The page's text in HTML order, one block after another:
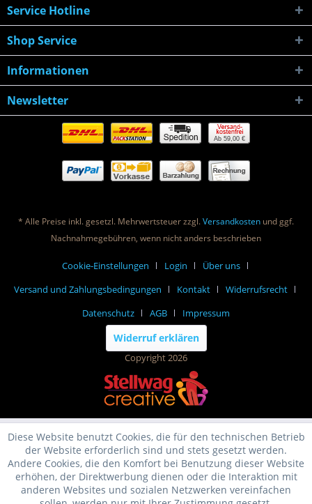
Service Hotline
Shop Service
Informationen
Newsletter
Ab 59,00 €
* Alle Preise inkl. gesetzl. Mehrwertsteuer zzgl.Versandkosten und ggf.
Nachnahmegebühren, wenn nicht anders beschrieben
Cookie-Einstellungen Login
Über uns
Versand und Zahlungsbedingungen
Kontakt
Widerrufsrecht
Datenschutz
AGB Impressum
Widerruf erklären
Copyright 2026
Diese Website benutzt Cookies, die für den technischen Betrieb
der Website erforderlich sind und stets gesetzt werden.
Andere Cookies, die den Komfort bei Benutzung dieser Website
erhöhen, der Direktwerbung dienen oder die Interaktion mit
anderen Websites und sozialen Netzwerken vereinfachen